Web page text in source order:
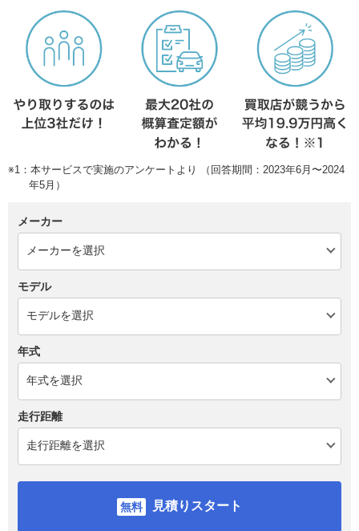
※1：本サービスで実施のアンケートより （回答期間：2023年6月〜2024
年5月）
メーカー
モデル
年式
走行距離
見積りスタート